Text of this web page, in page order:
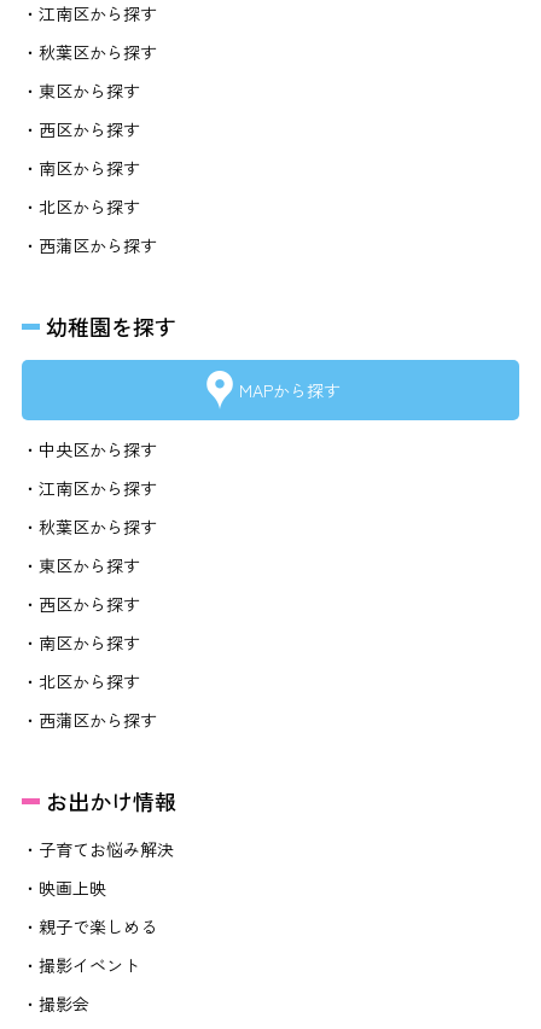
・江南区から探す
・秋葉区から探す
・東区から探す
・西区から探す
・南区から探す
・北区から探す
・西蒲区から探す
幼稚園を探す
MAPから探す
・中央区から探す
・江南区から探す
・秋葉区から探す
・東区から探す
・西区から探す
・南区から探す
・北区から探す
・西蒲区から探す
お出かけ情報
・子育てお悩み解決
・映画上映
・親子で楽しめる
・撮影イベント
・撮影会